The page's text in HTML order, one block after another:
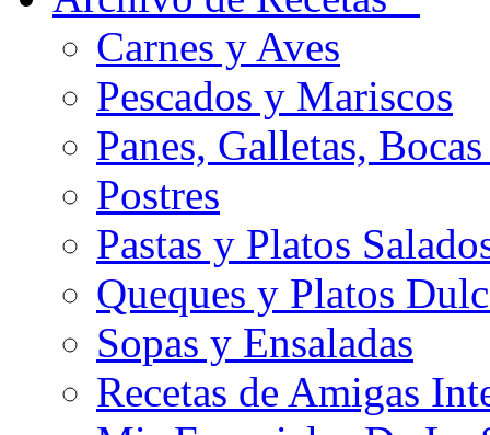
Carnes y Aves
Pescados y Mariscos
Panes, Galletas,
Postres
Pastas y Platos
Queques y Platos
Sopas y Ensaladas
Recetas de Amigas